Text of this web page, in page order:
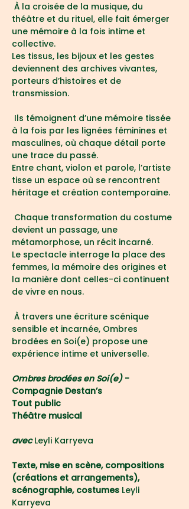
À la croisée de la musique, du
théâtre et du rituel, elle fait émerger
une mémoire à la fois intime et
collective.
Les tissus, les bijoux et les gestes
deviennent des archives vivantes,
porteurs d’histoires et de
transmission.
Ils témoignent d’une mémoire tissée
à la fois par les lignées féminines et
masculines, où chaque détail porte
une trace du passé.
Entre chant, violon et parole, l’artiste
tisse un espace où se rencontrent
héritage et création contemporaine.
Chaque transformation du costume
devient un passage, une
métamorphose, un récit incarné.
Le spectacle interroge la place des
femmes, la mémoire des origines et
la manière dont celles-ci continuent
de vivre en nous.
À travers une écriture scénique
sensible et incarnée, Ombres
brodées en Soi(e) propose une
expérience intime et universelle.
Ombres brodées en Soi(e) -
Compagnie Destan’s
Tout public
Théâtre musical
avec Leyli Karryeva
Texte, mise en scène, compositions
(créations et arrangements),
scénographie, costumes Leyli
Karryeva